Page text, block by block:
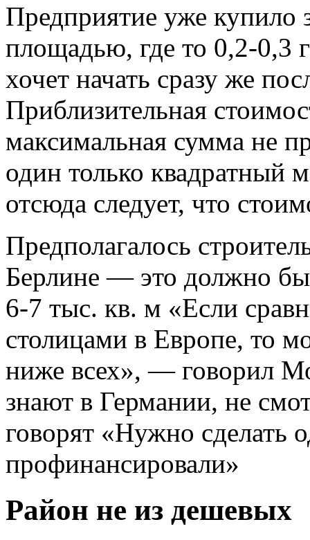
Предприятие уже купило
площадью, где то 0,2-0,3
хочет начать сразу же
Приблизительная
максимальная сумма не
один только квадратный
отсюда следует, что
Предполагалось
Берлине — это должно
6-7 тыс. кв. м «Если
столицами в Европе, то
ниже всех», — говорил
знают в Германии, не
говорят «Нужно сделать
профинансировали»
Район не из дешевых